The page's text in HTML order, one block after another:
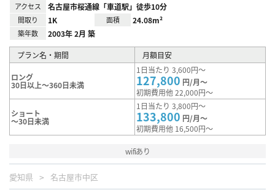
アクセス 名古屋市桜通線「車道駅」徒歩10分
間取り 1K 面積 24.08m²
築年数 2003年 2月 築
プラン名・期間 月額目安
ロング
30日以上～360日未満
1日当たり 3,600円～
127,800 円/月～
初期費用他 22,000円～
ショート
～30日未満
1日当たり 3,800円～
133,800 円/月～
初期費用他 16,500円～
wifiあり
愛知県 名古屋市中区